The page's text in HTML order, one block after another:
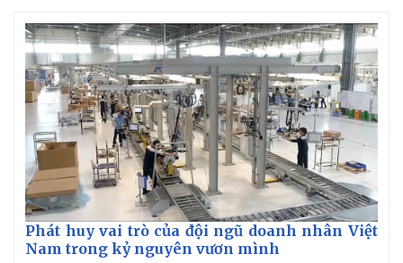
Thể thao
Bóng đá
Lịch thi đấu bóng đá
Ô tô - Xe máy
Ô tô
Xe máy
Phát huy vai trò của đội ngũ doanh nhân Việt
Nam trong kỷ nguyên vươn mình